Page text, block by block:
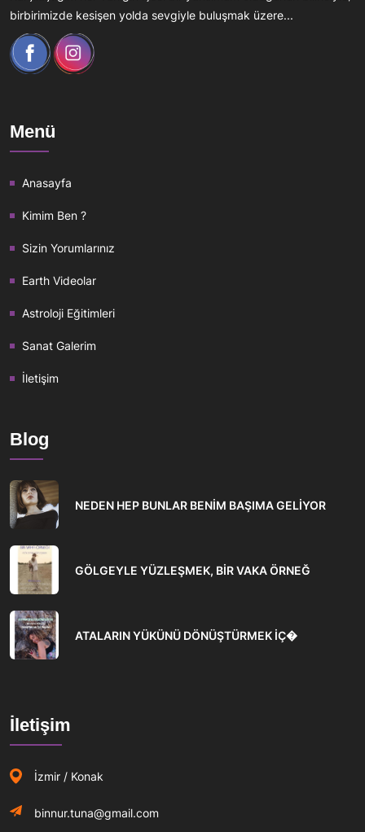
birbirimizde kesişen yolda sevgiyle buluşmak üzere...
Menü
Anasayfa
Kimim Ben ?
Sizin Yorumlarınız
Earth Videolar
Astroloji Eğitimleri
Sanat Galerim
İletişim
Blog
NEDEN HEP BUNLAR BENİM BAŞIMA GELİYOR
GÖLGEYLE YÜZLEŞMEK, BİR VAKA ÖRNEĞ
ATALARIN YÜKÜNÜ DÖNÜŞTÜRMEK İÇ�
İletişim
İzmir / Konak
binnur.tuna@gmail.com